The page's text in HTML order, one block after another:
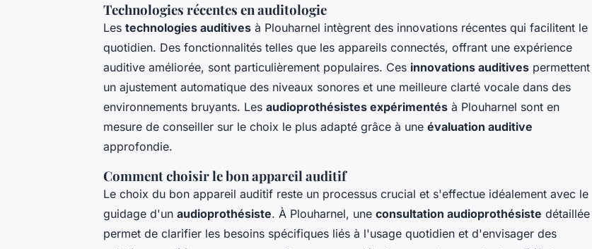
Technologies récentes en auditologie
Les technologies auditives à Plouharnel intègrent des innovations récentes qui facilitent le
quotidien. Des fonctionnalités telles que les appareils connectés, offrant une expérience
auditive améliorée, sont particulièrement populaires. Ces innovations auditives permettent
un ajustement automatique des niveaux sonores et une meilleure clarté vocale dans des
environnements bruyants. Les audioprothésistes expérimentés à Plouharnel sont en
mesure de conseiller sur le choix le plus adapté grâce à une évaluation auditive
approfondie.
Comment choisir le bon appareil auditif
Le choix du bon appareil auditif reste un processus crucial et s'effectue idéalement avec le
guidage d'un audioprothésiste. À Plouharnel, une consultation audioprothésiste détaillée
permet de clarifier les besoins spécifiques liés à l'usage quotidien et d'envisager des